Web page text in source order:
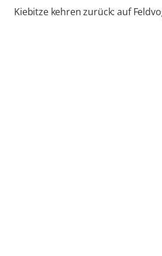
Kiebitze kehren zurück: auf